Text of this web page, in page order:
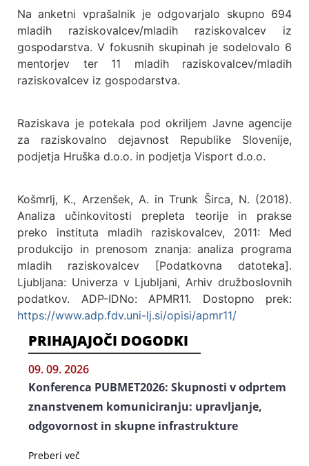
Na anketni vprašalnik je odgovarjalo skupno 694
mladih raziskovalcev/mladih raziskovalcev iz
gospodarstva. V fokusnih skupinah je sodelovalo 6
mentorjev ter 11 mladih raziskovalcev/mladih
raziskovalcev iz gospodarstva.
Raziskava je potekala pod okriljem Javne agencije
za raziskovalno dejavnost Republike Slovenije,
podjetja Hruška d.o.o. in podjetja Visport d.o.o.
Košmrlj, K., Arzenšek, A. in Trunk Širca, N. (2018).
Analiza učinkovitosti prepleta teorije in prakse
preko instituta mladih raziskovalcev, 2011: Med
produkcijo in prenosom znanja: analiza programa
mladih raziskovalcev [Podatkovna datoteka].
Ljubljana: Univerza v Ljubljani, Arhiv družboslovnih
podatkov. ADP-IDNo: APMR11. Dostopno prek:
https://www.adp.fdv.uni-lj.si/opisi/apmr11/
PRIHAJAJOČI DOGODKI
09. 09. 2026
Konferenca PUBMET2026: Skupnosti v odprtem
znanstvenem komuniciranju: upravljanje,
odgovornost in skupne infrastrukture
Preberi več